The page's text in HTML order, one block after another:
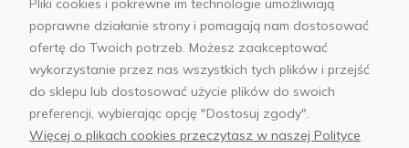
143,00 zł
dostępności
Powerbank magnetyczny 5000mAh Ugreen
PB560, USB-C, 15W (beżowy)
Pliki cookies i pokrewne im technologie umożliwiają
poprawne działanie strony i pomagają nam dostosować
ofertę do Twoich potrzeb. Możesz zaakceptować
wykorzystanie przez nas wszystkich tych plików i przejść
do sklepu lub dostosować użycie plików do swoich
preferencji, wybierając opcję "Dostosuj zgody".
Więcej o plikach cookies przeczytasz w naszej Polityce